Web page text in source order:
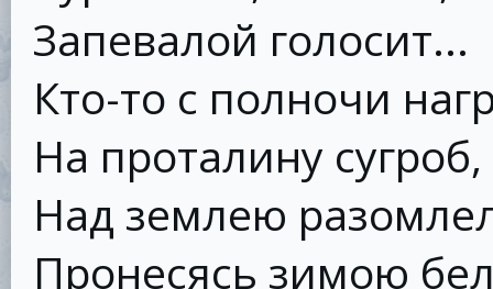
Запевалой голосит...
Кто-то с полночи
На проталину сугроб,
Над землею
Пронесясь зимою